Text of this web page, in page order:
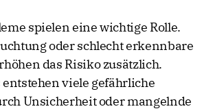
spielen eine wichtige Rolle.
oder schlecht erkennbare
das Risiko zusätzlich.
entstehen viele gefährliche
Unsicherheit oder mangelnde